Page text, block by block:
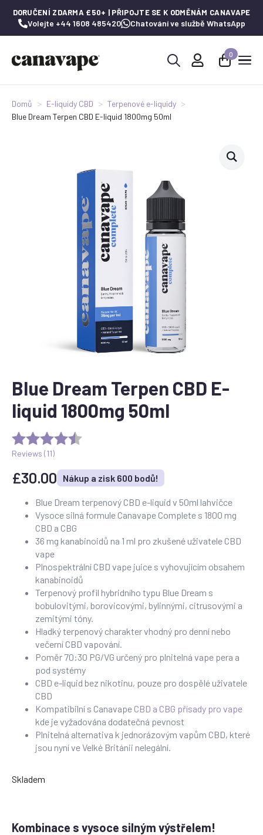
DORUČENÍ ZDARMA £50+ | PŘIPOJTE SE K ODMĚNÁM CANAVAPE
Volejte +44 1608 485420 Chatování ve službě WhatsApp
0
Domů E-liquidy CBD
Terpenové e-liquidy
Blue Dream Terpen CBD E-liquid 1800mg 50ml
Blue Dream Terpen CBD E-
liquid 1800mg 50ml
Reviews (11)
£30.00 Nákup a zisk 600 bodů!
Blue Dream terpenový CBD e-liquid v 50ml lahvičce
Vysoce silná formule Canavape Complete s 1800 mg
CBD a CBG
36 mg kanabinoidů na 1 ml pro zkušené uživatele CBD
vape
Plnospektrální CBD vape juice s vyhovujícím obsahem
kanabinoidů
Terpenový profil hybridního typu Blue Dream s
bobulovitými, borovicovými, bylinnými, citrusovými a
zemitými tóny.
Hladký terpenový charakter vhodný pro denní nebo
večerní CBD vapování.
Poměr 70:30 PG/VG určený pro plnitelná vape pera a
pod systémy
CBD e-liquid bez nikotinu, pouze pro dospělé uživatele
CBD
Kompatibilní s Canavape CBD a CBG přísady pro vape
kde je vyžadována dodatečná pevnost
Plnitelná alternativa k jednorázovým vapům CBD, které
jsou nyní ve Velké Británii nelegální.
Skladem
Kombinace s vysoce silným výstřelem!